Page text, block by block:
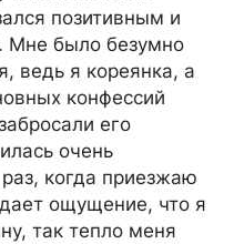
позитивным и
Мне было безумно
ведь я кореянка, а
конфессий
его
очень
когда приезжаю
ощущение, что я
так тепло меня